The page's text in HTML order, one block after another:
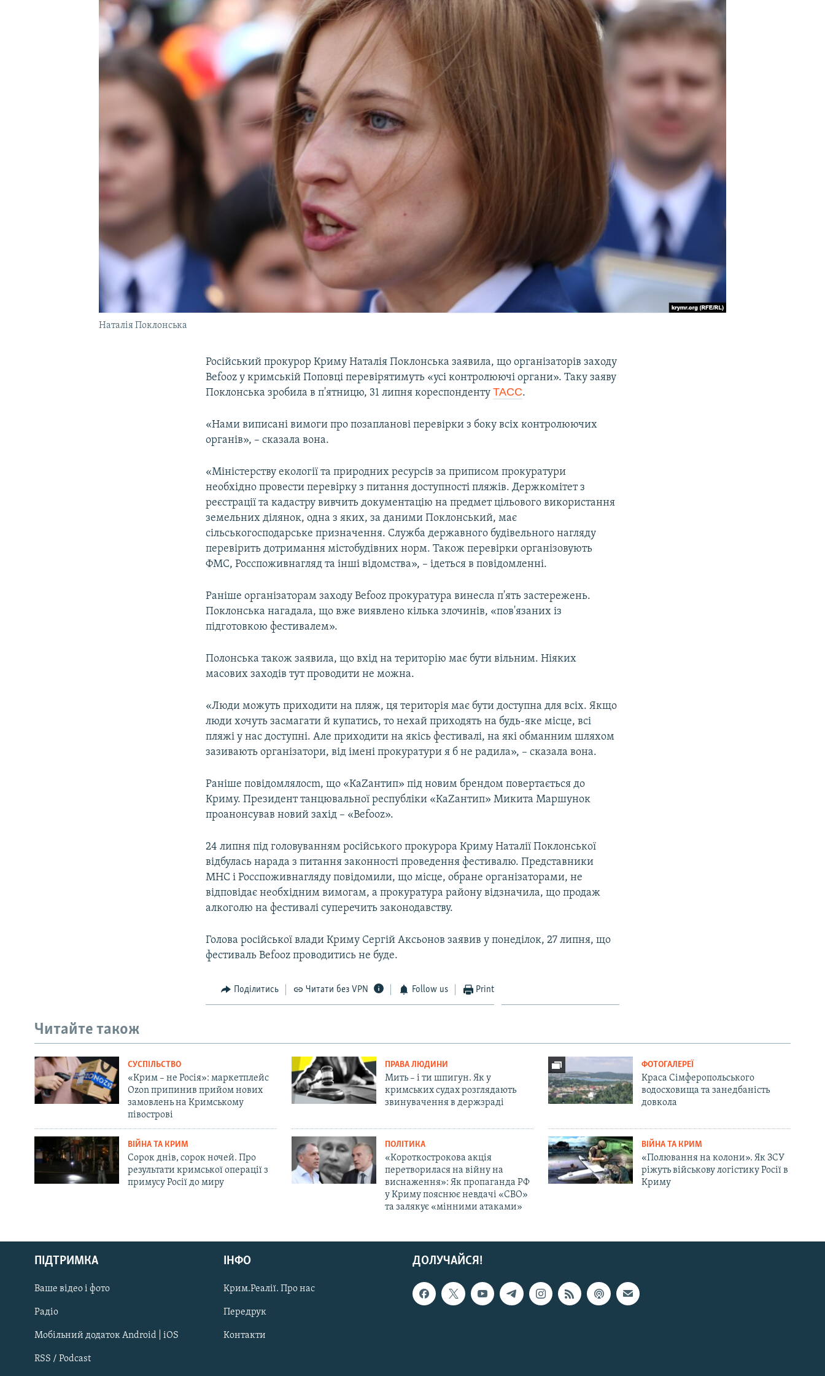
УКРАЇНСЬКА ПРОБЛЕМА КРИМУ
Русский
Qırımtatar
ДОЛУЧАЙСЯ!
Наталія Поклонська
Російський прокурор Криму Наталія Поклонська заявила, що організаторів заходу
Befooz у кримській Поповці перевірятимуть «усі контролюючі органи». Таку заяву
Поклонська зробила в п'ятницю, 31 липня кореспондентуТАСС.
«Нами виписані вимоги про позапланові перевірки з боку всіх контролюючих
органів», – сказала вона.
«Міністерству екології та природних ресурсів за приписом прокуратури
необхідно провести перевірку з питання доступності пляжів. Держкомітет з
реєстрації та кадастру вивчить документацію на предмет цільового використання
земельних ділянок, одна з яких, за даними Поклонський, має
сільськогосподарське призначення. Служба державного будівельного нагляду
перевірить дотримання містобудівних норм. Також перевірки організовують
ФМС, Росспоживнагляд та інші відомства», – ідеться в повідомленні.
Раніше організаторам заходу Befooz прокуратура винесла п'ять застережень.
Поклонська нагадала, що вже виявлено кілька злочинів, «пов'язаних із
підготовкою фестивалем».
Полонська також заявила, що вхід на територію має бути вільним. Ніяких
масових заходів тут проводити не можна.
«Люди можуть приходити на пляж, ця територія має бути доступна для всіх. Якщо
люди хочуть засмагати й купатись, то нехай приходять на будь-яке місце, всі
пляжі у нас доступні. Але приходити на якісь фестивалі, на які обманним шляхом
зазивають організатори, від імені прокуратури я б не радила», – сказала вона.
Раніше повідомлялосm, що «КаZантип» під новим брендом повертається до
Криму. Президент танцювальної республіки «КаZантип» Микита Маршунок
проанонсував новий захід – «Befooz».
24 липня під головуванням російського прокурора Криму Наталії Поклонської
відбулась нарада з питання законності проведення фестивалю. Представники
МНС і Росспоживнагляду повідомили, що місце, обране організаторами, не
відповідає необхідним вимогам, а прокуратура району відзначила, що продаж
алкоголю на фестивалі суперечить законодавству.
Голова російської влади Криму Сергій Аксьонов заявив у понеділок, 27 липня, що
фестиваль Befooz проводитись не буде.
Поділитись Читати без VPN Follow us Print
Читайте також
СУСПІЛЬСТВО
«Крим – не Росія»: маркетплейс
Ozon припинив прийом нових
замовлень на Кримському
півострові
ПРАВА ЛЮДИНИ
Мить – і ти шпигун. Як у
кримських судах розглядають
звинувачення в держзраді
ФОТОГАЛЕРЕЇ
Краса Сімферопольського
водосховища та занедбаність
довкола
ВІЙНА ТА КРИМ
Сорок днів, сорок ночей. Про
результати кримської операції з
примусу Росії до миру
ПОЛІТИКА
«Короткострокова акція
перетворилася на війну на
виснаження»: Як пропаганда РФ
у Криму пояснює невдачі «СВО»
та залякує «мінними атаками»
ВІЙНА ТА КРИМ
«Полювання на колони». Як ЗСУ
ріжуть військову логістику Росії в
Криму
ДОЛУЧАЙСЯ!
ПІДТРИМКА
Ваше відео і фото
Радіо
Мобільний додаток Android | iOS
RSS / Podcast
ІНФО
Крим.Реалії. Про нас
Передрук
Контакти